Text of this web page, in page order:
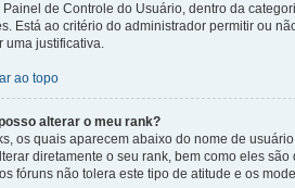
Painel de Controle do Usuário, dentro da
Está ao critério do administrador permitir ou
uma justificativa.
ao topo
alterar o meu rank?
os quais aparecem abaixo do nome de
diretamente o seu rank, bem como eles
fóruns não tolera este tipo de atitude e os